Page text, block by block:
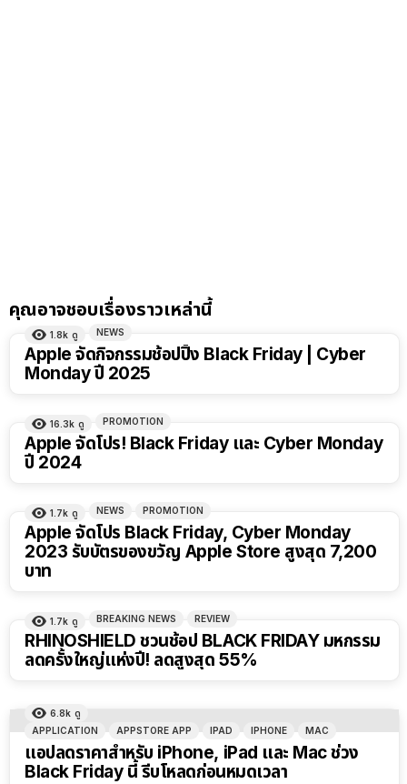
คุณอาจชอบเรื่องราวเหล่านี้
1.8k ดู NEWS
Apple จัดกิจกรรมช้อปปิ้ง Black Friday | Cyber
Monday ปี 2025
16.3k ดู PROMOTION
Apple จัดโปร! Black Friday และ Cyber Monday
ปี 2024
1.7k ดู NEWS PROMOTION
Apple จัดโปร Black Friday, Cyber Monday
2023 รับบัตรของขวัญ Apple Store สูงสุด 7,200
บาท
1.7k ดู BREAKING NEWS REVIEW
RHINOSHIELD ชวนช้อป BLACK FRIDAY มหกรรม
ลดครั้งใหญ่แห่งปี! ลดสูงสุด 55%
6.8k ดู
APPLICATION
APPSTORE APP IPAD IPHONE MAC
แอปลดราคาสำหรับ iPhone, iPad และ Mac ช่วง
Black Friday นี้ รีบโหลดก่อนหมดเวลา